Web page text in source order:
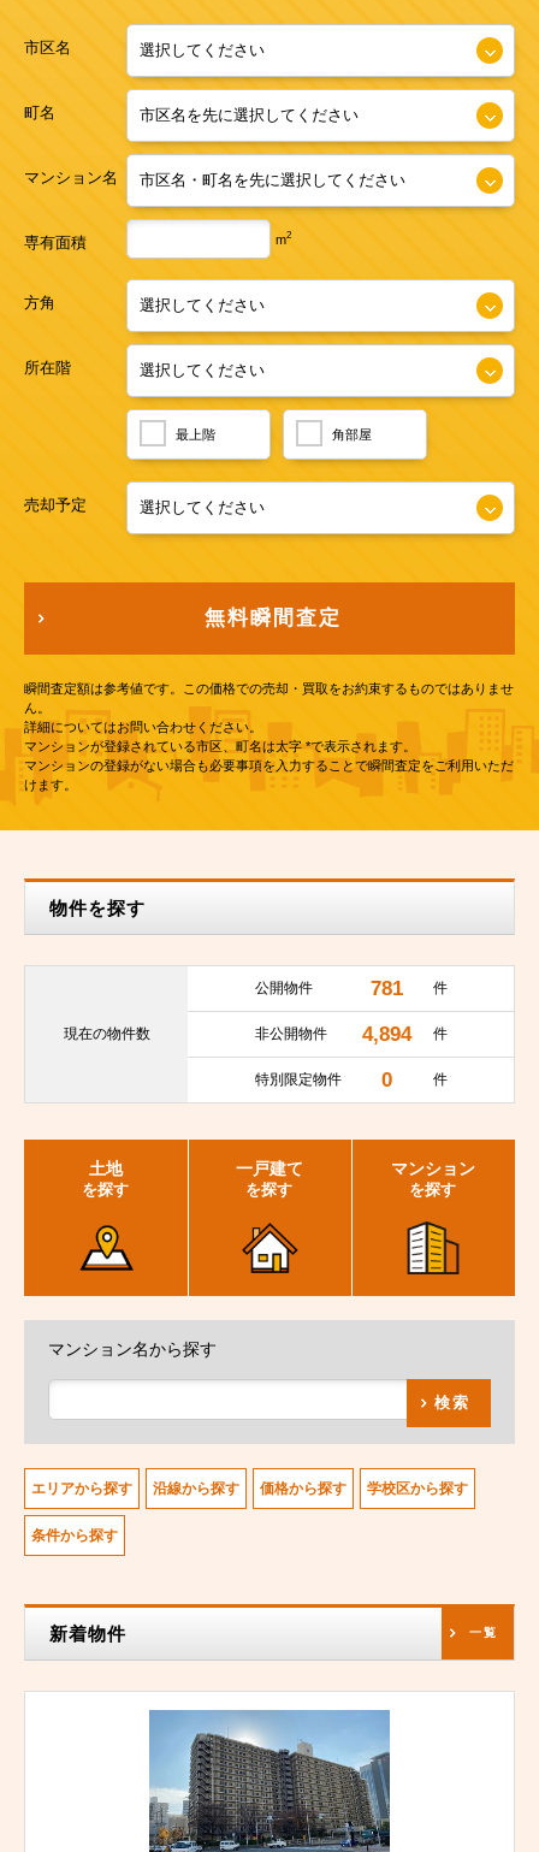
市区名
町名
マンション名
専有面積 m2
方角
所在階
最上階 角部屋
売却予定
無料瞬間査定
瞬間査定額は参考値です。この価格での売却・買取をお約束するものではありませ
ん。
詳細についてはお問い合わせください。
マンションが登録されている市区、町名は太字 *で表示されます。
マンションの登録がない場合も必要事項を入力することで瞬間査定をご利用いただ
けます。
物件を探す
現在の物件数
公開物件 781 件
非公開物件 4,894 件
特別限定物件 0 件
土地
を探す
一戸建て
を探す
マンション
を探す
マンション名から探す
検索
エリアから探す 沿線から探す 価格から探す 学校区から探す
条件から探す
新着物件 一覧